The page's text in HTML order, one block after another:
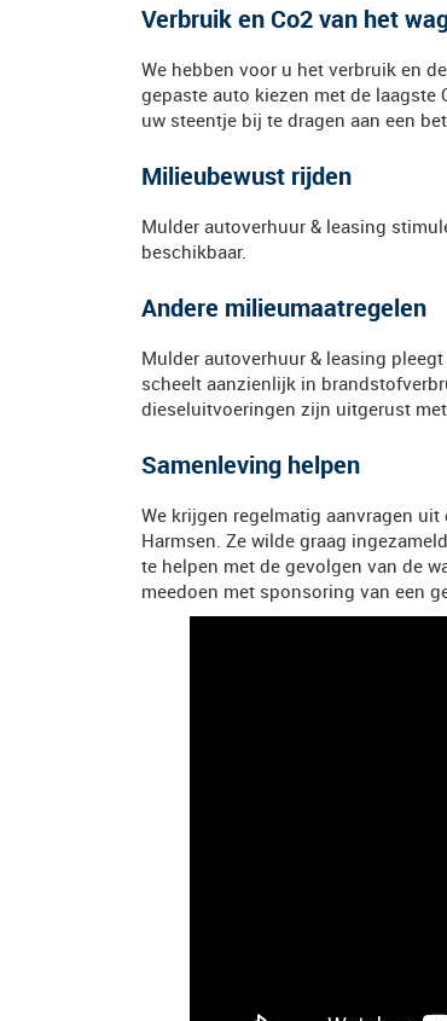
Verbruik en Co2 van het
We hebben voor u het verbruik en
gepaste auto kiezen met de
uw steentje bij te dragen aan een
Milieubewust rijden
Mulder autoverhuur & leasing
beschikbaar.
Andere milieumaatregelen
Mulder autoverhuur & leasing
scheelt aanzienlijk in
dieseluitvoeringen zijn uitgerust
Samenleving helpen
We krijgen regelmatig aanvragen
Harmsen. Ze wilde graag
te helpen met de gevolgen van de
meedoen met sponsoring van een